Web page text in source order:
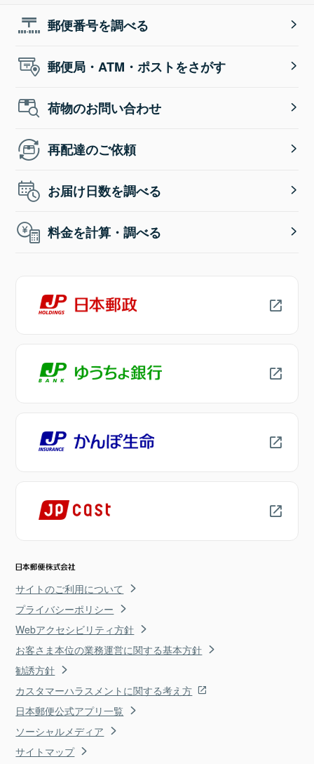
郵便番号を調べる
郵便局・ATM・ポストをさがす
荷物のお問い合わせ
再配達のご依頼
お届け日数を調べる
料金を計算・調べる
サイトのご利用について
プライバシーポリシー
Webアクセシビリティ方針
お客さま本位の業務運営に関する基本方針
勧誘方針
カスタマーハラスメントに関する考え方
日本郵便公式アプリ一覧
ソーシャルメディア
サイトマップ